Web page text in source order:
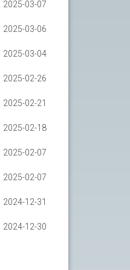
2025-03-07
2025-03-06
2025-03-04
2025-02-26
2025-02-21
2025-02-18
2025-02-07
2025-02-07
2024-12-31
2024-12-30